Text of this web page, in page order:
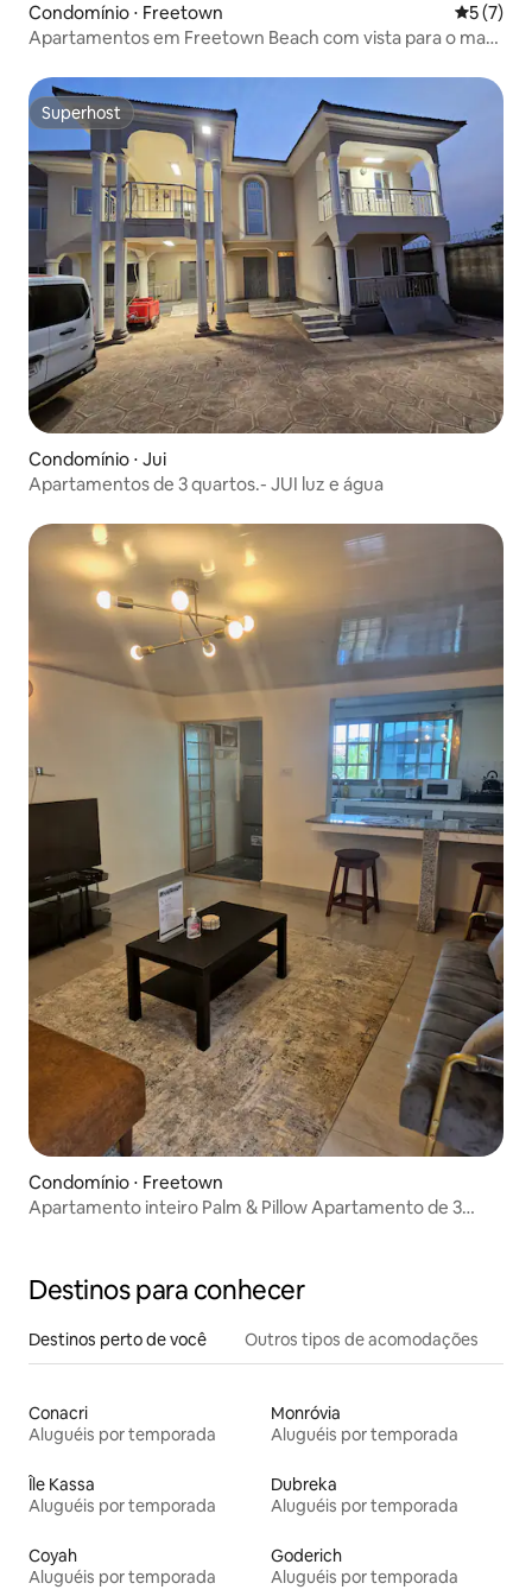
Condomínio ⋅ Freetown 5 de
5 (7)
Apartamentos em Freetown Beach com vista para o mar
Superhost
Superhost
Condomínio ⋅ Jui
Apartamentos de 3 quartos.- JUI luz e água
Condomínio ⋅ Freetown
Apartamento inteiro Palm & Pillow Apartamento de 3
Destinos para conhecer
Destinos perto de você Outros tipos de acomodações
Conacri
Aluguéis por temporada
Monróvia
Aluguéis por temporada
Île Kassa
Aluguéis por temporada
Dubreka
Aluguéis por temporada
Coyah
Aluguéis por temporada
Goderich
Aluguéis por temporada